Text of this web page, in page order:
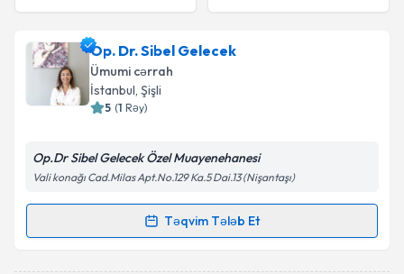
Op. Dr. Sibel Gelecek
Ümumi cərrah
İstanbul, Şişli
5 (1 Rəy)
Op.Dr Sibel Gelecek Özel Muayenehanesi
Vali konağı Cad.Milas Apt.No.129 Ka.5 Dai.13 (Nişantaşı)
Təqvim Tələb Et
Randevu Təqvimi Tələbi